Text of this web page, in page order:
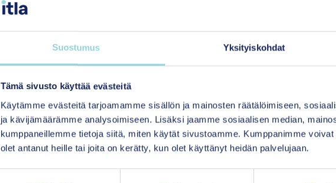
Suostumus Yksityiskohdat
Tämä sivusto käyttää evästeitä
Käytämme evästeitä tarjoamamme sisällön ja mainosten räätälöimiseen,
ja kävijämäärämme analysoimiseen. Lisäksi jaamme sosiaalisen median,
kumppaneillemme tietoja siitä, miten käytät sivustoamme. Kumppanimme
olet antanut heille tai joita on kerätty, kun olet käyttänyt heidän palvelujaan.
ratkaisuja tässä ja nyt mahdollisimman laajalla
Valtiokonttori tukee valtionhallinnon organisaatioiden
käytännön työkaluja ja malleja vastuullisuudesta
”Olemme pyrkineet luomaan helposti käyttöönotettavia